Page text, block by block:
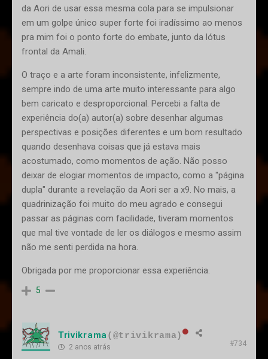
da Aori de usar essa mesma cola para se impulsionar
em um golpe único super forte foi iradíssimo ao menos
pra mim foi o ponto forte do embate, junto da lótus
frontal da Amali.
O traço e a arte foram inconsistente, infelizmente,
sempre indo de uma arte muito interessante para algo
bem caricato e desproporcional. Percebi a falta de
experiência do(a) autor(a) sobre desenhar algumas
perspectivas e posições diferentes e um bom resultado
quando desenhava coisas que já estava mais
acostumado, como momentos de ação. Não posso
deixar de elogiar momentos de impacto, como a "página
dupla" durante a revelação da Aori ser a x9. No mais, a
quadrinização foi muito do meu agrado e consegui
passar as páginas com facilidade, tiveram momentos
que mal tive vontade de ler os diálogos e mesmo assim
não me senti perdida na hora.
Obrigada por me proporcionar essa experiência.
5
Trivikrama (@trivikrama)
2 anos atrás #734